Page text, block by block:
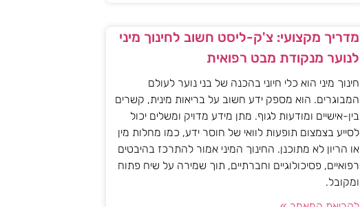
מדריך מקצועי: צ'ק-ליסט חשוב לחינוך מיני
לנוער מנקודת מבט רפואית
חינוך מיני הוא כלי חיוני בהכנה של בני נוער לעולם
המבוגרים. הוא מספק ידע חשוב על בריאות מינית, קשרים
בין-אישיים ומודעות לגוף. מתן מידע מדויק ומשלים יכול
לסייע בצמצום תופעות לוואי של חוסר ידע, כמו מחלות מין
או הריון לא מתוכנן. החינוך המיני אמור להתרכז בהיבטים
רפואיים, פסיכולוגיים וחברתיים, תוך שמירה על שיח פתוח
ומקובל.